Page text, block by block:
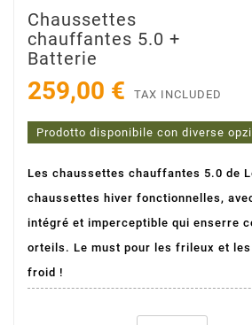
Chaussettes
chauffantes 5.0 +
Batterie
259,00 € TAX INCLUDED
Prodotto disponibile con diverse
Les chaussettes chauffantes 5.0 de
chaussettes hiver fonctionnelles,
intégré et imperceptible qui enserre
orteils. Le must pour les frileux et
froid !